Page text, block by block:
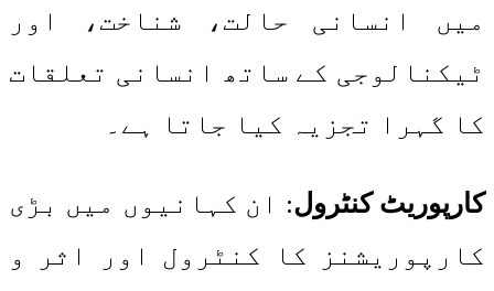
میں انسانی حالت، شناخت، اور
ٹیکنالوجی کے ساتھ انسانی تعلقات
کا گہرا تجزیہ کیا جاتا ہے۔
کارپوریٹ کنٹرول: ان کہانیوں میں بڑی
کارپوریشنز کا کنٹرول اور اثر و